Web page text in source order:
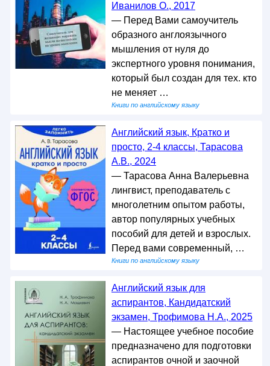
Иванилов О., 2017
— Перед Вами самоучитель
образного англоязычного
мышления от нуля до
экспертного уровня понимания,
который был создан для тех. кто
не меняет …
Книги по английскому языку
Английский язык, Кратко и
просто, 2-4 классы, Тарасова
А.В., 2024
— Тарасова Анна Валерьевна
лингвист, преподаватель с
многолетним опытом работы,
автор популярных учебных
пособий для детей и взрослых.
Перед вами современный, …
Книги по английскому языку
Английский язык для
аспирантов, Кандидатский
экзамен, Трофимова Н.А., 2025
— Настоящее учебное пособие
предназначено для подготовки
аспирантов очной и заочной